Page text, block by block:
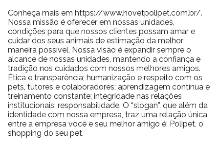
essa casinha em uma escolha estratégica para quem busca um
produto funcional e eficiente.
Sua montagem simples, limpeza descomplicada e resistência
fazem com que o investimento valha a pena ao longo do tempo.
Ao mesmo tempo, o design seguro e ventilado contribui
diretamente para o bem-estar do pet.
Dessa forma, a rotina se torna mais leve, tanto para o animal
quanto para quem cuida.
Conheça mais em https://www.hovetpolipet.com.br/.
Nossa missão é oferecer em nossas unidades,
condições para que nossos clientes possam amar e
cuidar dos seus animais de estimação da melhor
maneira possível. Nossa visão é expandir sempre o
alcance de nossas unidades, mantendo a confiança e
tradição nos cuidados com nossos melhores amigos.
Ética e transparência; humanização e respeito com os
pets, tutores e colaboradores; aprendizagem contínua e
treinamento constante; integridade nas relações
institucionais; responsabilidade. O “slogan”, que além da
identidade com nossa empresa, traz uma relação única
entre a empresa você e seu melhor amigo é: Polipet, o
shopping do seu pet.